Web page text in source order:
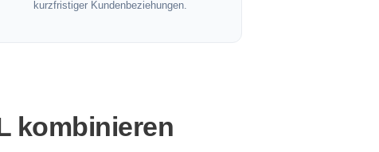
kurzfristiger Kundenbeziehungen.
kombinieren